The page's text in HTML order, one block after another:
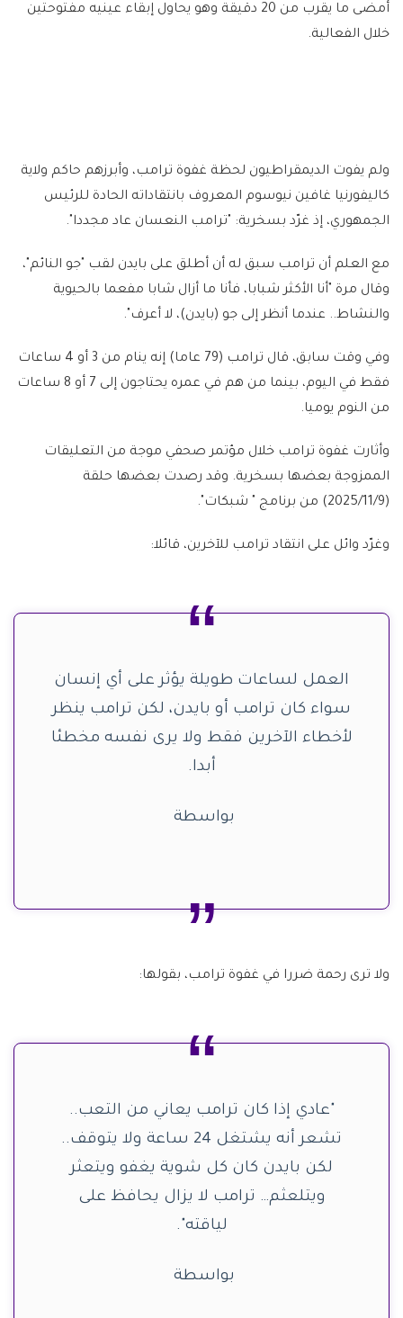
أمضى ما يقرب من 20 دقيقة وهو يحاول إبقاء عينيه مفتوحتين
خلال الفعالية.
ولم يفوت الديمقراطيون لحظة غفوة ترامب، وأبرزهم حاكم ولاية
كاليفورنيا غافين نيوسوم المعروف بانتقاداته الحادة للرئيس
الجمهوري، إذ غرّد بسخرية: "ترامب النعسان عاد مجددا".
مع العلم أن ترامب سبق له أن أطلق على بايدن لقب "جو النائم"،
وقال مرة "أنا الأكثر شبابا، فأنا ما أزال شابا مفعما بالحيوية
والنشاط.. عندما أنظر إلى جو (بايدن)، لا أعرف".
وفي وقت سابق، قال ترامب (79 عاما) إنه ينام من 3 أو 4 ساعات
فقط في اليوم، بينما من هم في عمره يحتاجون إلى 7 أو 8 ساعات
من النوم يوميا.
وأثارت غفوة ترامب خلال مؤتمر صحفي موجة من التعليقات
الممزوجة بعضها بسخرية. وقد رصدت بعضها حلقة
(2025/11/9) من برنامج " شبكات".
وغرّد وائل على انتقاد ترامب للآخرين، قائلا:
العمل لساعات طويلة يؤثر على أي إنسان
سواء كان ترامب أو بايدن، لكن ترامب ينظر
لأخطاء الآخرين فقط ولا يرى نفسه مخطئا
أبدا.
بواسطة
ولا ترى رحمة ضررا في غفوة ترامب، بقولها:
"عادي إذا كان ترامب يعاني من التعب..
تشعر أنه يشتغل 24 ساعة ولا يتوقف..
لكن بايدن كان كل شوية يغفو ويتعثر
ويتلعثم… ترامب لا يزال يحافظ على
لياقته".
بواسطة